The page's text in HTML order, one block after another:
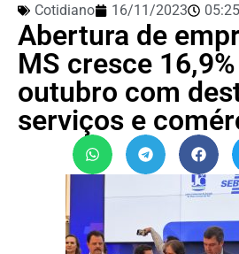
Cotidiano 16/11/2023 05:25
Abertura de
MS cresce
outubro com
serviços e